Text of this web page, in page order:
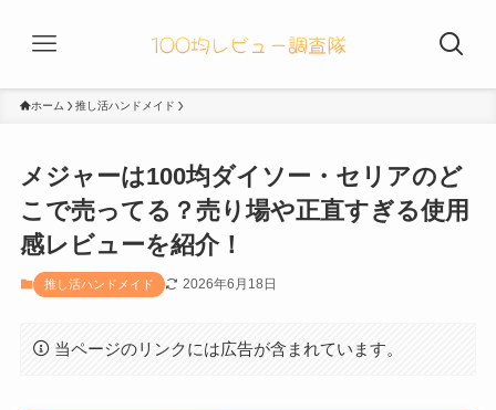
ホーム 推し活ハンドメイド
メジャーは100均ダイソー・セリアのど
こで売ってる？売り場や正直すぎる使用
感レビューを紹介！
推し活ハンドメイド 2026年6月18日
当ページのリンクには広告が含まれています。